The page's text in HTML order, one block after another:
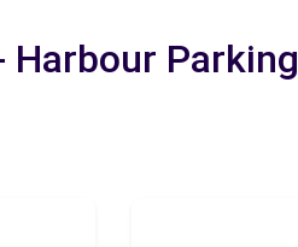
Harbour Parking